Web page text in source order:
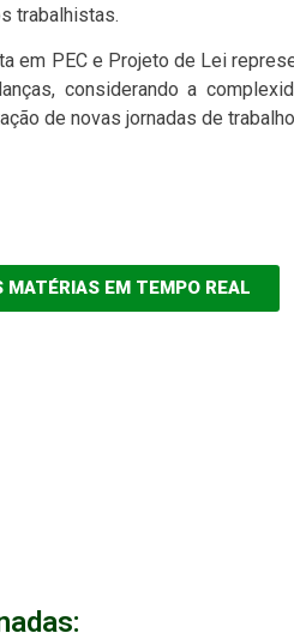
trabalhistas.
em PEC e Projeto de Lei
considerando a
de novas jornadas de
MATÉRIAS EM TEMPO REAL